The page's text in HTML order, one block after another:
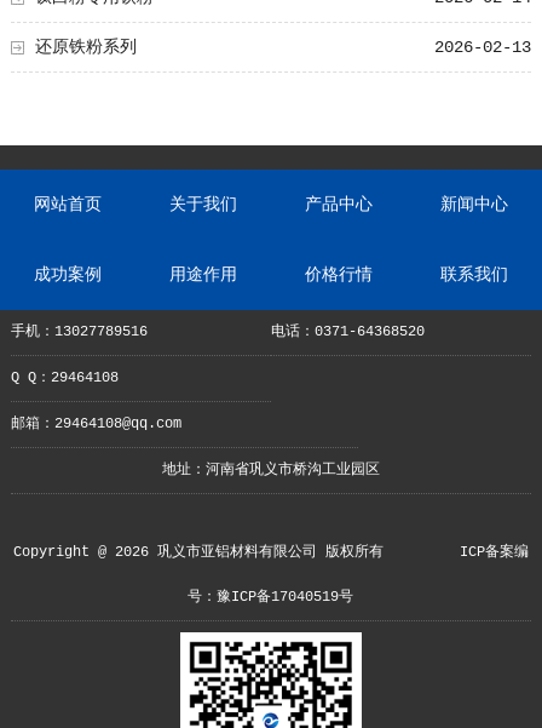
2026-02-13
还原铁粉系列
网站首页 关于我们 产品中心 新闻中心
成功案例 用途作用 价格行情 联系我们
手机：13027789516 电话：0371-64368520
Q Q：29464108
邮箱：29464108@qq.com
地址：河南省巩义市桥沟工业园区
Copyright @ 2026 巩义市亚铝材料有限公司 版权所有 ICP备案编
号：豫ICP备17040519号